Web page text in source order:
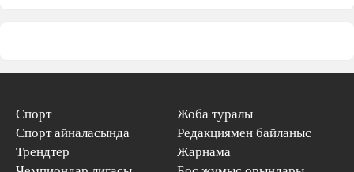
Спорт
Спорт айналасында
Трендтер
Жоба туралы
Редакциямен байланыс
Жарнама